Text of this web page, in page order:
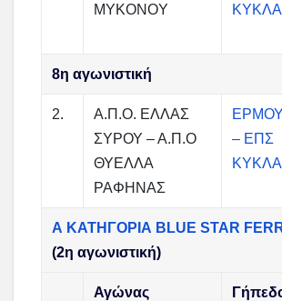
MYKONOY
8η αγωνιστική
2.
Α.Π.Ο. ΕΛΛΑΣ
ΣΥΡΟΥ – Α.Π.Ο
ΘΥΕΛΛΑ
ΡΑΦΗΝΑΣ
– ΕΠΣ
Α ΚΑΤΗΓΟΡΙΑ BLUE STAR
(2η αγωνιστική)
Αγώνας